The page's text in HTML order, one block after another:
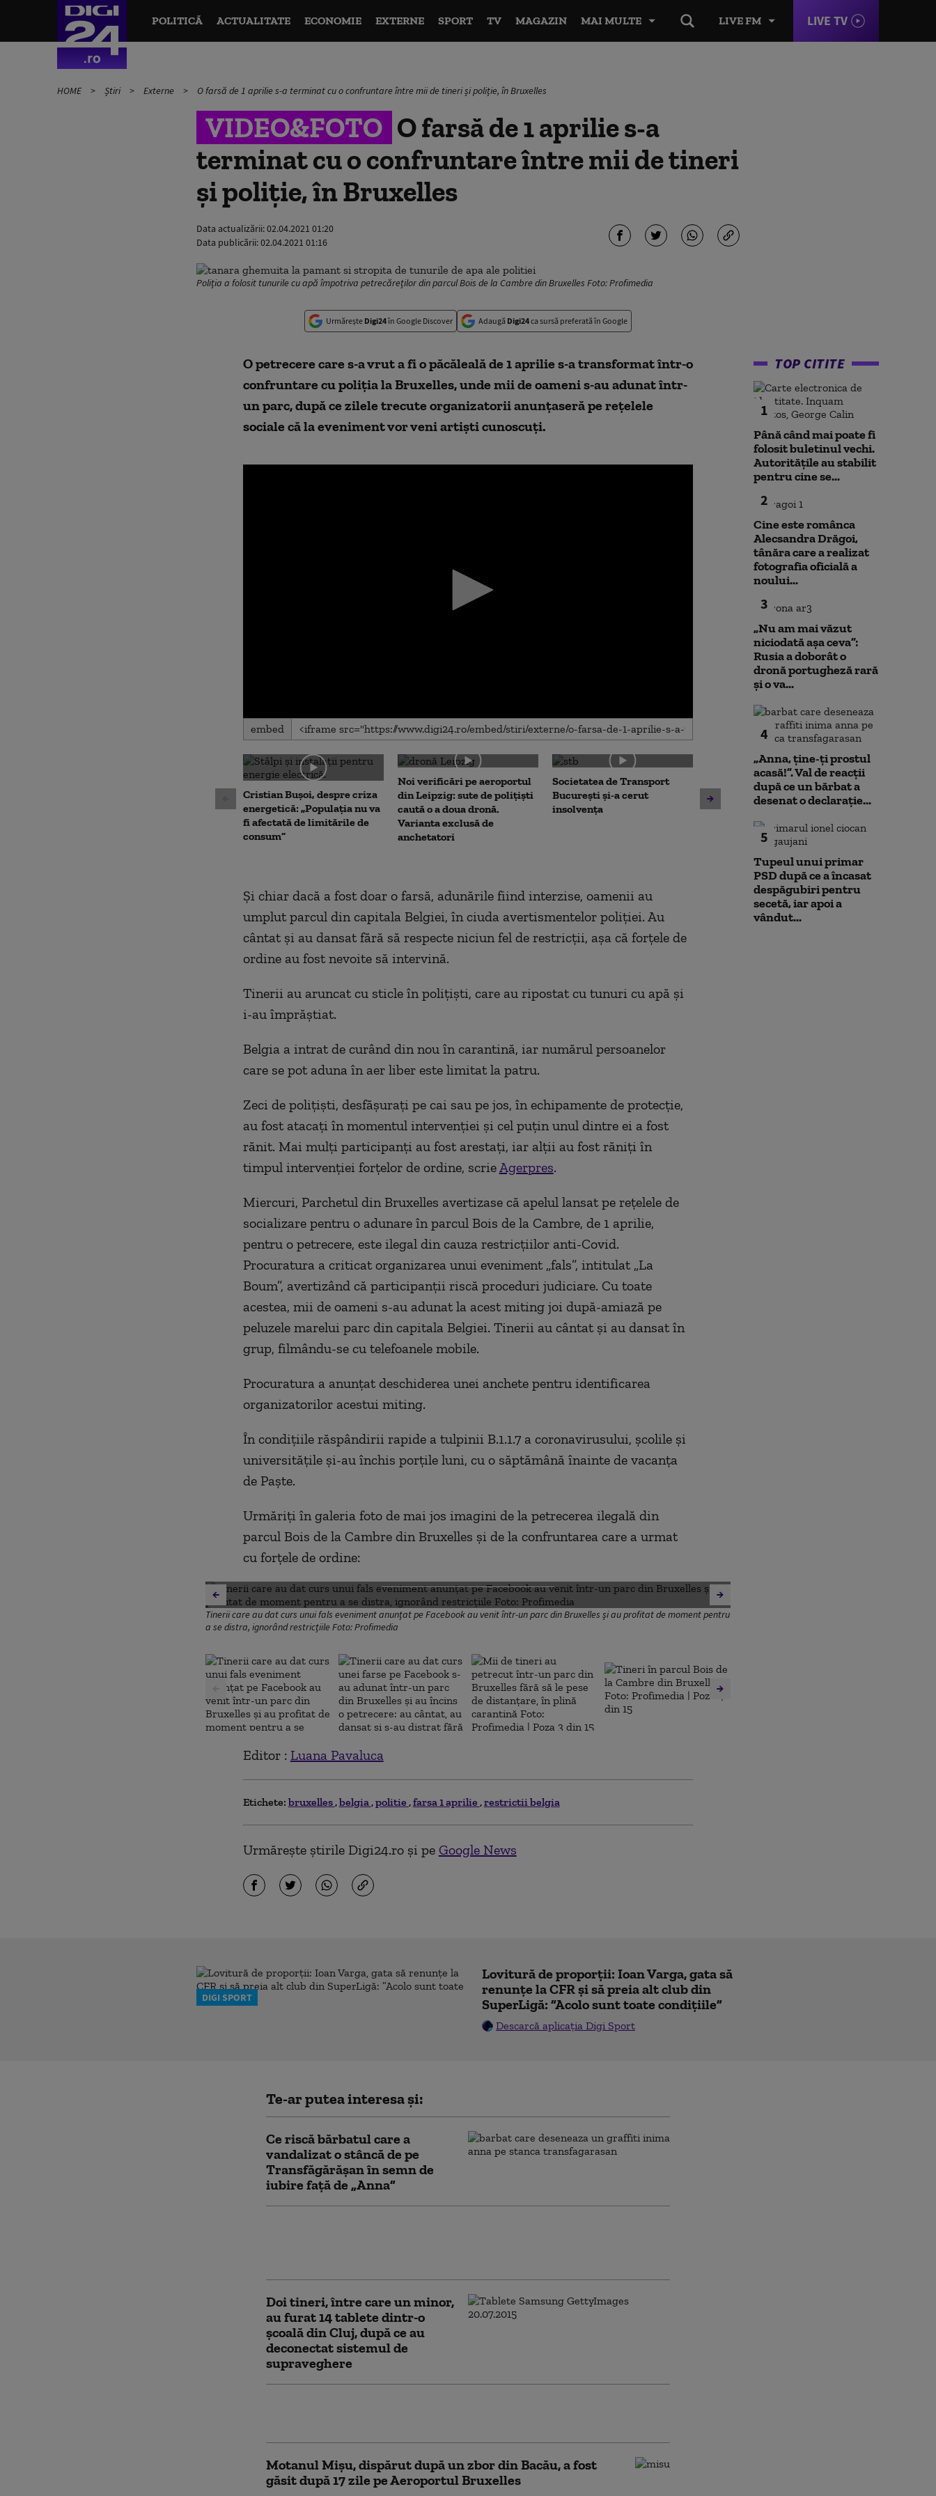
LIVE FM LIVE TV
POLITICĂ ACTUALITATE ECONOMIE EXTERNE SPORT TV MAGAZIN MAI MULTE
HOME Știri Externe O farsă de 1 aprilie s-a terminat cu o confruntare între mii de tineri și poliție, în Bruxelles
VIDEO&FOTO O farsă de 1 aprilie s-a
terminat cu o confruntare între mii de tineri
și poliție, în Bruxelles
Data actualizării:02.04.2021 01:20
Data publicării:02.04.2021 01:16
Poliția a folosit tunurile cu apă împotriva petrecăreților din parcul Bois de la Cambre din Bruxelles Foto: Profimedia
Urmărește Digi24în Google Discover Adaugă Digi24ca sursă preferată în Google
O petrecere care s-a vrut a fi o păcăleală de 1 aprilie s-a transformat într-o
confruntare cu polițialaBruxelles, unde mii de oameni s-au adunat într-
un parc, după ce zilele trecute organizatorii anunţaseră pe reţelele
sociale că la eveniment vor veni artişti cunoscuţi.
0
seconds
0
seconds Volume
90%
embed
Cristian Bușoi, despre criza
energetică: „Populația nu va
fi afectată de limitările de
consum”
Noi verificări pe aeroportul
din Leipzig: sute de polițiști
caută o a doua dronă.
Varianta exclusă de
anchetatori
Societatea de Transport
București și-a cerut
insolvența
Avertisment de la Bruxelles
după scandalul centralelor
pe cărbune: „Blocarea
angajamentelor din PNRR
poate avea consecințe
financiare”
Noua lege a
parteneriatul
Şi chiar dacă a fost doar o farsă, adunările fiind interzise, oamenii au
umplut parcul din capitala Belgiei, în ciuda avertismentelor poliţiei. Au
cântat şi au dansat fără să respecte niciun fel de restricţii, aşa că forţele de
ordine au fost nevoite să intervină.
Tinerii au aruncat cu sticle în poliţişti, care au ripostat cu tunuri cu apă şi
i-au împrăştiat.
Belgia a intrat de curând din nou în carantină, iar numărul persoanelor
care se pot aduna în aer liber este limitat la patru.
Zeci de poliţişti, desfăşuraţi pe cai sau pe jos, în echipamente de protecţie,
au fost atacaţi în momentul intervenţiei şi cel puţin unul dintre ei a fost
rănit. Mai mulţi participanţi au fost arestaţi, iar alții au fost răniți în
timpul intervenției forțelor de ordine, scrie Agerpres.
Miercuri, Parchetul din Bruxelles avertizase că apelul lansat pe reţelele de
socializare pentru o adunare în parcul Bois de la Cambre, de 1 aprilie,
pentru o petrecere, este ilegal din cauza restricţiilor anti-Covid.
Procuratura a criticat organizarea unui eveniment „fals”, intitulat „La
Boum”, avertizând că participanţii riscă proceduri judiciare. Cu toate
acestea, mii de oameni s-au adunat la acest miting joi după-amiază pe
peluzele marelui parc din capitala Belgiei. Tinerii au cântat și au dansat în
grup, filmându-se cu telefoanele mobile.
Procuratura a anunţat deschiderea unei anchete pentru identificarea
organizatorilor acestui miting.
În condițiile răspândirii rapide a tulpinii B.1.1.7 a coronavirusului, şcolile şi
universităţile şi-au închis porţile luni, cu o săptămână înainte de vacanţa
de Paşte.
Urmăriți în galeria foto de mai jos imagini de la petrecerea ilegală din
parcul Bois de la Cambre din Bruxelles și de la confruntarea care a urmat
cu forțele de ordine:
Tinerii care au dat curs unui fals eveniment anunțat pe Facebook au venit într-un parc din Bruxelles și au profitat de moment pentru
a se distra, ignorând restricțiile Foto: Profimedia
Editor : Luana Pavaluca
Etichete: bruxelles belgia politie farsa 1 aprilie restrictii belgia
Urmărește știrile Digi24.ro și pe Google News
TOP CITITE
1
Până când mai poate fi
folosit buletinul vechi.
Autoritățile au stabilit
pentru cine se...
2
Cine este românca
Alecsandra Drăgoi,
tânăra care a realizat
fotografia oficială a
noului...
3
„Nu am mai văzut
niciodată așa ceva”:
Rusia a doborât o
dronă portugheză rară
și o va...
4
„Anna, ţine-ţi prostul
acasă!”. Val de reacții
după ce un bărbat a
desenat o declarație...
5
Tupeul unui primar
PSD după ce a încasat
despăgubiri pentru
secetă, iar apoi a
vândut...
DIGI SPORT
Lovitură de proporții: Ioan Varga, gata să
renunțe la CFR și să preia alt club din
SuperLigă: ”Acolo sunt toate condițiile”
Descarcă aplicația Digi Sport
Te-ar putea interesa și:
Ce riscă bărbatul care a
vandalizat o stâncă de pe
Transfăgărășan în semn de
iubire față de „Anna”
Doi tineri, între care un minor,
au furat 14 tablete dintr-o
şcoală din Cluj, după ce au
deconectat sistemul de
supraveghere
Motanul Mișu, dispărut după un zbor din Bacău, a fost
găsit după 17 zile pe Aeroportul Bruxelles